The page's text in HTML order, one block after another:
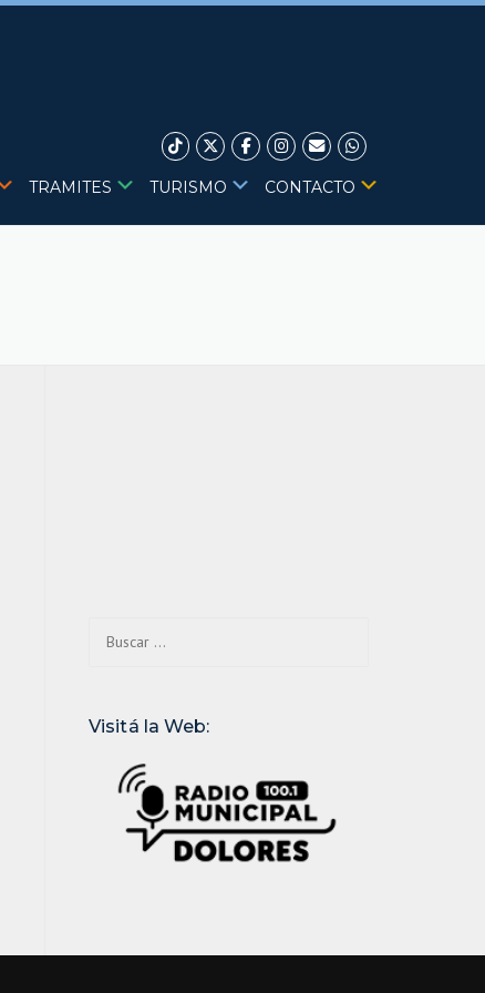
TRAMITES TURISMO CONTACTO
Visitá la Web: